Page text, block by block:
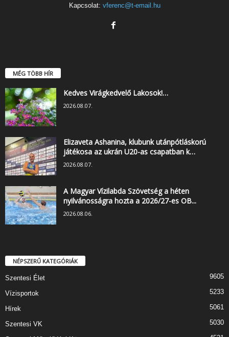
Kapcsolat: vferenc@t-email.hu
MÉG TÖBB HÍR
Kedves Virágkedvelő Lakosok!…
2026.08.07.
Elizaveta Ashanina, klubunk utánpótláskorú
játékosa az ukrán U20-as csapatban k…
2026.08.07.
A Magyar Vízilabda Szövetség a héten
nyilvánosságra hozta a 2026/27-es OB...
2026.08.06.
NÉPSZERŰ KATEGÓRIÁK
Szentesi Élet 9605
Vízisportok 5233
Hírek 5061
Szentesi VK 5030